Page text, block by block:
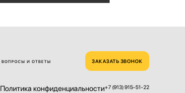
ВОПРОСЫ И ОТВЕТЫ ЗАКАЗАТЬ ЗВОНОК
Политика конфиденциальности+7 (913) 915-51-22